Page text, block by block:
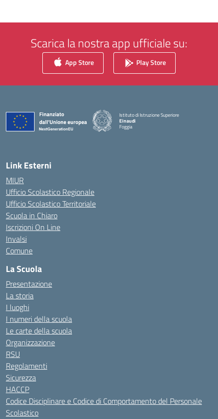
Scarica la nostra app ufficiale su:
App Store Play Store
Istituto di Istruzione Superiore
Einaudi
Foggia
— Visita la pagina iniziale della scuola
Link Esterni
MIUR
Ufficio Scolastico Regionale
Ufficio Scolastico Territoriale
Scuola in Chiaro
Iscrizioni On Line
Invalsi
Comune
La Scuola
Presentazione
La storia
I luoghi
I numeri della scuola
Le carte della scuola
Organizzazione
RSU
Regolamenti
Sicurezza
HACCP
Codice Disciplinare e Codice di Comportamento del Personale
Scolastico